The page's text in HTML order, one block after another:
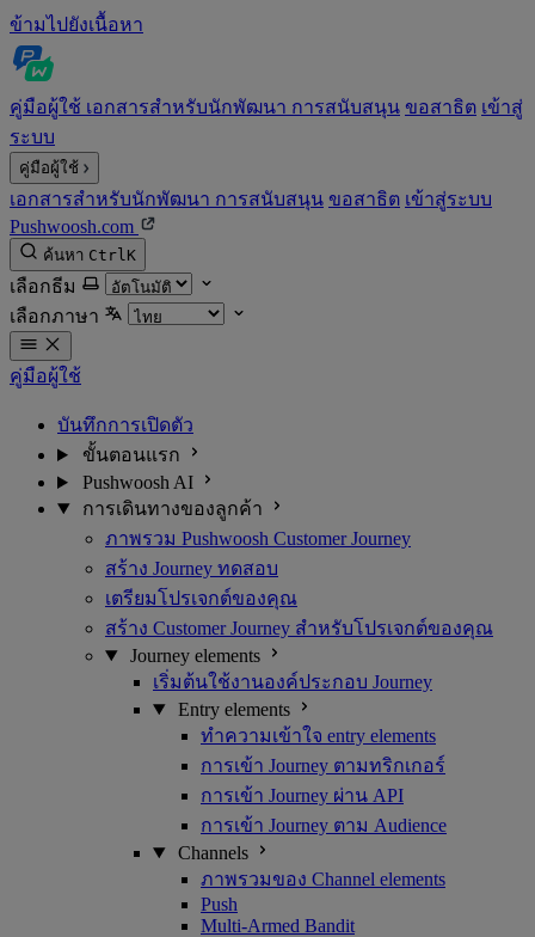
ข้ามไปยังเนื้อหา
คู่มือผู้ใช้ เอกสารสำหรับนักพัฒนา การสนับสนุน ขอสาธิต เข้าสู่
ระบบ
คู่มือผู้ใช้
เอกสารสำหรับนักพัฒนา การสนับสนุน ขอสาธิต เข้าสู่ระบบ
Pushwoosh.com
ค้นหา CtrlK
เลือกธีม
เลือกภาษา
คู่มือผู้ใช้
บันทึกการเปิดตัว
ขั้นตอนแรก
Pushwoosh AI
การเดินทางของลูกค้า
ภาพรวม Pushwoosh Customer Journey
สร้าง Journey ทดสอบ
เตรียมโปรเจกต์ของคุณ
สร้าง Customer Journey สำหรับโปรเจกต์ของคุณ
Journey elements
เริ่มต้นใช้งานองค์ประกอบ Journey
Entry elements
ทำความเข้าใจ entry elements
การเข้า Journey ตามทริกเกอร์
การเข้า Journey ผ่าน API
การเข้า Journey ตาม Audience
Channels
ภาพรวมของ Channel elements
Push
Multi-Armed Bandit